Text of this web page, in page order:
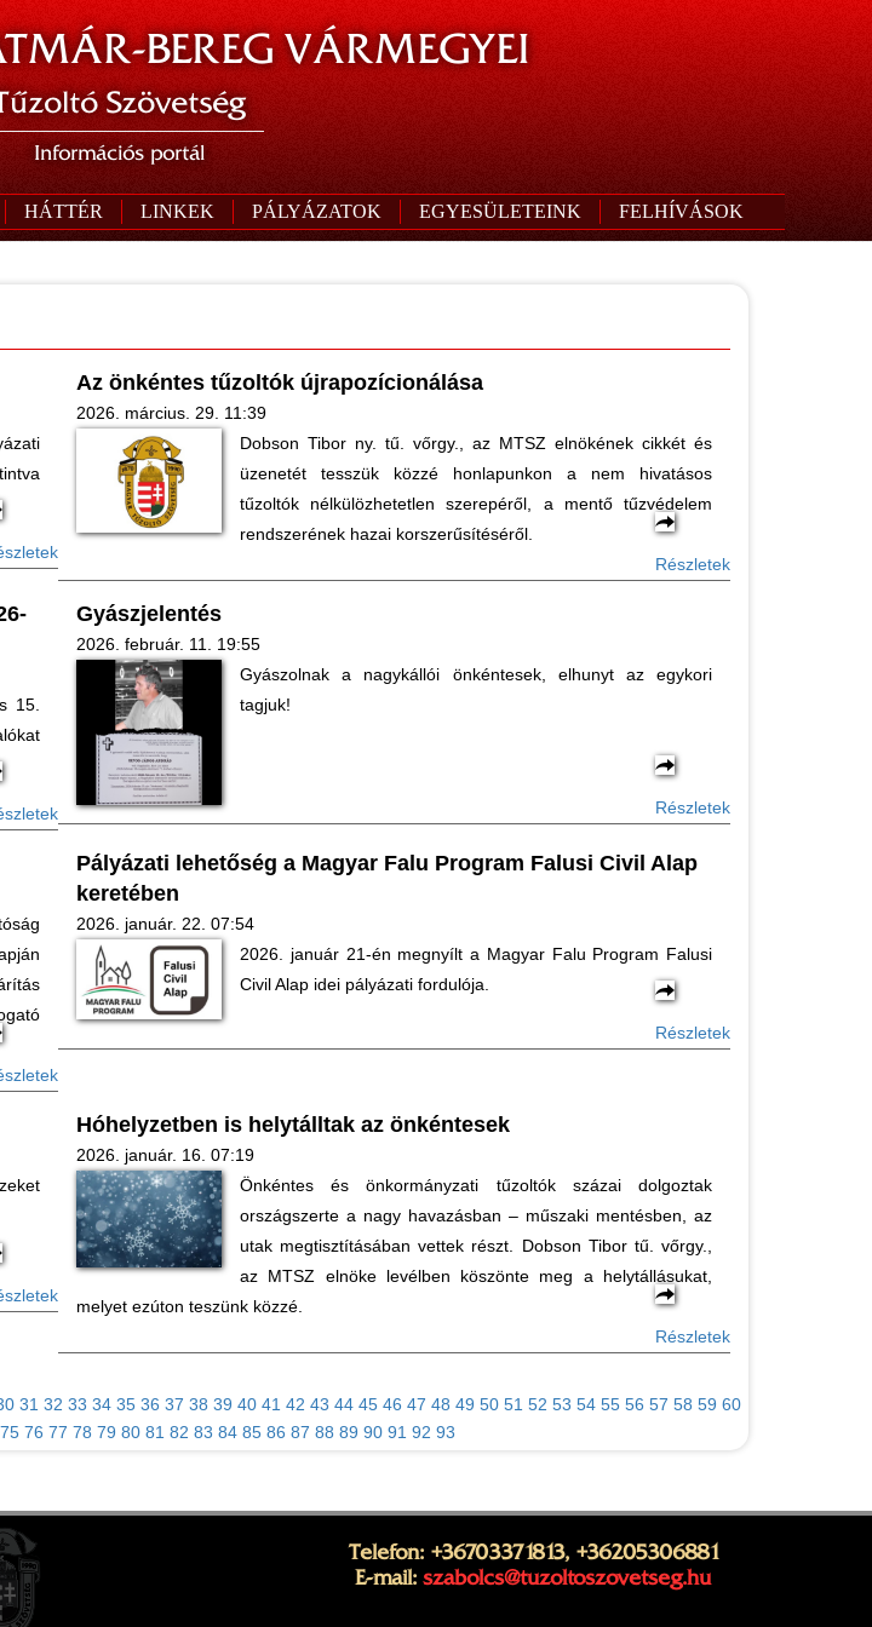
BEREG VÁRMEGYEI
Szövetség
Információs portál
HÁTTÉR LINKEK PÁLYÁZATOK EGYESÜLETEINK FELHÍVÁSOK
Az önkéntes tűzoltók újrapozícionálása
2026. március. 29. 11:39
Dobson Tibor ny. tű. vőrgy., az MTSZ elnökének cikkét és
üzenetét tesszük közzé honlapunkon a nem hivatásos
tűzoltók nélkülözhetetlen szerepéről, a mentő tűzvédelem
rendszerének hazai korszerűsítéséről.
Részletek
15.
Gyászjelentés
2026. február. 11. 19:55
Gyászolnak a nagykállói önkéntesek, elhunyt az egykori
tagjuk!
Részletek
Pályázati lehetőség a Magyar Falu Program Falusi Civil Alap
keretében
2026. január. 22. 07:54
2026. január 21-én megnyílt a Magyar Falu Program Falusi
Civil Alap idei pályázati fordulója.
Részletek
Hóhelyzetben is helytálltak az önkéntesek
2026. január. 16. 07:19
Önkéntes és önkormányzati tűzoltók százai dolgoztak
országszerte a nagy havazásban – műszaki mentésben, az
utak megtisztításában vettek részt. Dobson Tibor tű. vőrgy.,
az MTSZ elnöke levélben köszönte meg a helytállásukat,
melyet ezúton teszünk közzé.
Részletek
31 32 33 34 35 36 37 38 39 40 41 42 43 44 45 46 47 48 49 50 51 52 53 54 55 56 57 58 59 60
75 76 77 78 79 80 81 82 83 84 85 86 87 88 89 90 91 92 93
Telefon: +36703371813, +36205306881
E-mail: szabolcs@tuzoltoszovetseg.hu